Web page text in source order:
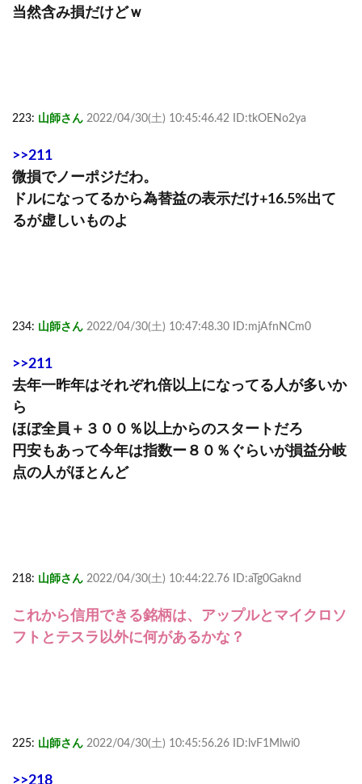
当然含み損だけどｗ
223: 山師さん 2022/04/30(土) 10:45:46.42 ID:tkOENo2ya
>>211
微損でノーポジだわ。
ドルになってるから為替益の表示だけ+16.5%出て
るが虚しいものよ
234: 山師さん 2022/04/30(土) 10:47:48.30 ID:mjAfnNCm0
>>211
去年一昨年はそれぞれ倍以上になってる人が多いか
ら
ほぼ全員＋３００％以上からのスタートだろ
円安もあって今年は指数ー８０％ぐらいが損益分岐
点の人がほとんど
218: 山師さん 2022/04/30(土) 10:44:22.76 ID:aTg0Gaknd
これから信用できる銘柄は、アップルとマイクロソ
フトとテスラ以外に何があるかな？
225: 山師さん 2022/04/30(土) 10:45:56.26 ID:lvF1Mlwi0
>>218